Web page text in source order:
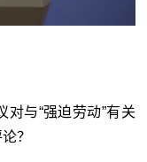
与“强迫劳动”有关
？